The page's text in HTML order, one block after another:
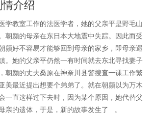
介绍
学教室工作的法医学者，她的父亲平是野毛山
朝颜的母亲在东日本大地震中失踪。因此而受
颜好不容易才能够回到母亲的家乡，即母亲遇
。她的父亲平仍然一有时间就去东北寻找妻子
朝颜的丈夫桑原在神奈川县警搜查一课工作繁
美最近提出想要个弟弟了。就在朝颜以为万木
一直这样过下去时，因为某个原因，她代替父
亲的遗体，于是，新的故事发生了 。